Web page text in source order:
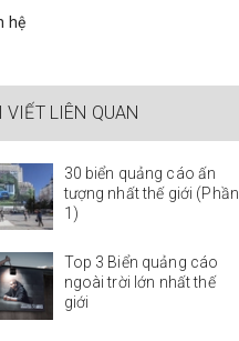
hệ
VIẾT LIÊN QUAN
30 biển quảng cáo ấn
tượng nhất thế giới (Phần
1)
Top 3 Biển quảng cáo
ngoài trời lớn nhất thế
giới